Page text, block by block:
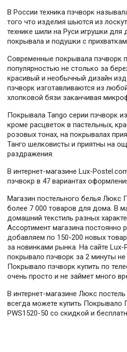
В России техника пэчворк
того что изделия шьются из
технике шили на Руси игрушки для
покрывала и подушки с
Современные покрывала пэчворк
популярностью не столько за
красивый и необычный дизайн
пэчворк изготавливаются из
хлопковой бязи заканчивая
Покрывала Tango серии пэчворк
кроме расцветок в пастельных,
розовых тонах, на покрывалах
Танго шелковисты и приятны на
раздражения.
В интернет-магазине Lux-
пэчвокр в 47 вариантах
Магазин постельного белья Люкс
более 7 000 товаров для дома. В
домашний текстиль разных
Ассортимент магазина постоянно
добавляем по 150-200 новых
за новинками рынка. На сайте
покрывало пэчворк за 2 минуты
Покрывало пэчворк купить по
очень просто и не займет много
В интернет-магазине Люкс
всегда можете купить Покрывало
PWS1520-50 со скидкой и